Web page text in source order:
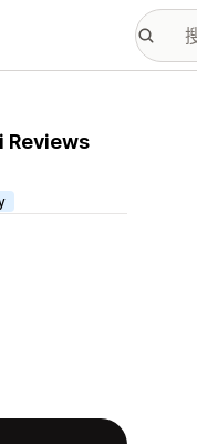
Reviews